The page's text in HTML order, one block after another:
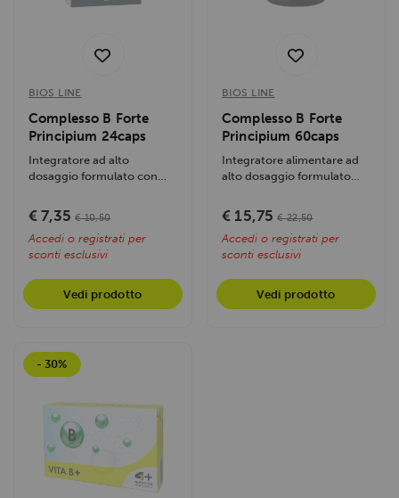
BIOS LINE
Complesso B Forte
Principium 24caps
Integratore ad alto
dosaggio formulato con
B. Ideale per...
€ 7,35 € 10,50
Accedi o registrati per
sconti esclusivi
Vedi prodotto
BIOS LINE
Complesso B Forte
Principium 60caps
Integratore alimentare ad
alto dosaggio formulato
gruppo B,...
€ 15,75 € 22,50
Accedi o registrati per
sconti esclusivi
Vedi prodotto
- 30%